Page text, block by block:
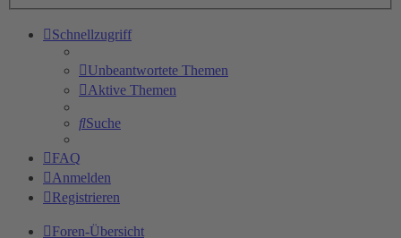
Schnellzugriff
Unbeantwortete Themen
Aktive Themen
Suche
FAQ
Anmelden
Registrieren
Foren-Übersicht